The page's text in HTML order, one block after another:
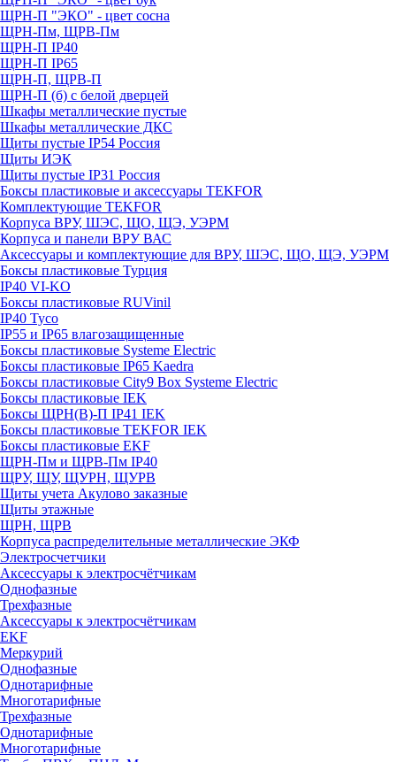
ЩРН-П "ЭКО" - цвет сосна
ЩРН-Пм, ЩРВ-Пм
ЩРН-П IP40
ЩРН-П IP65
ЩРН-П, ЩРВ-П
ЩРН-П (б) с белой дверцей
Шкафы металлические пустые
Шкафы металлические ДКС
Щиты пустые IP54 Россия
Щиты ИЭК
Щиты пустые IP31 Россия
Боксы пластиковые и аксессуары TEKFOR
Комплектующие TEKFOR
Корпуса ВРУ, ШЭС, ЩО, ЩЭ, УЭРМ
Корпуса и панели ВРУ ВАС
Аксессуары и комплектующие для ВРУ, ШЭС, ЩО, ЩЭ, УЭРМ
Боксы пластиковые Турция
IP40 VI-KO
Боксы пластиковые RUVinil
IP40 Тусо
IP55 и IP65 влагозащищенные
Боксы пластиковые Systeme Electric
Боксы пластиковые IP65 Kaedra
Боксы пластиковые City9 Box Systeme Electric
Боксы пластиковые IEK
Боксы ЩРН(В)-П IP41 IEK
Боксы пластиковые TEKFOR IEK
Боксы пластиковые EKF
ЩРН-Пм и ЩРВ-Пм IP40
ЩРУ, ЩУ, ЩУРН, ЩУРВ
Щиты учета Акулово заказные
Щиты этажные
ЩРН, ЩРВ
Корпуса распределительные металлические ЭКФ
Электросчетчики
Аксессуары к электросчётчикам
Однофазные
Трехфазные
Аксессуары к электросчётчикам
EKF
Меркурий
Однофазные
Однотарифные
Многотарифные
Трехфазные
Однотарифные
Многотарифные